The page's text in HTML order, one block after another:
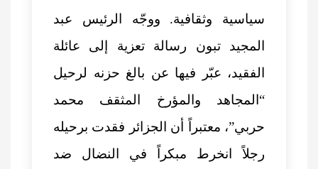
سياسية وثقافية. ووجّه الرئيس عبد
المجيد تبون رسالة تعزية إلى عائلة
الفقيد، عبّر فيها عن بالغ حزنه لرحيل
“المجاهد والمؤرخ المثقف محمد
حربي”، معتبراً أن الجزائر فقدت برحيله
رجلاً انخرط مبكراً في النضال ضد